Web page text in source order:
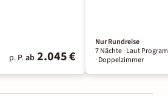
p. P. ab 2.045 €
Nur Rundreise
7 Nächte· Laut
· Doppelzimmer